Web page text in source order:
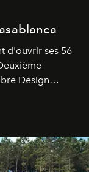
d'ouvrir ses 56
Design
Christophe
y a déjeuné…